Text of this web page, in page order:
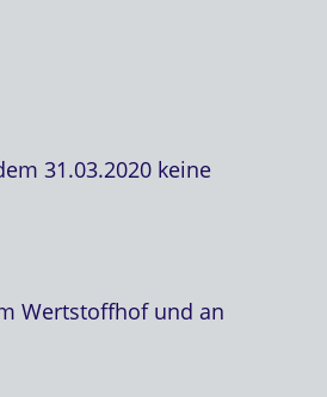
31.03.2020 keine
Wertstoffhof und an